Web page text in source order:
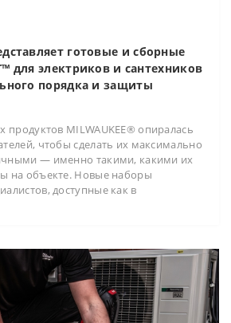
готовые и сборные
для электриков и сантехников
порядка и защиты
продуктов MILWAUKEE® опиралась
чтобы сделать их максимально
— именно такими, какими их
на объекте. Новые наборы
доступные как в